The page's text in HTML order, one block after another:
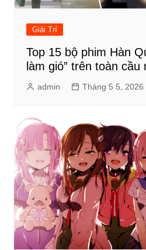
Giải Trí
Top 15 bộ phim Hàn
làm gió” trên toàn cầu
admin Tháng 5 5, 2026